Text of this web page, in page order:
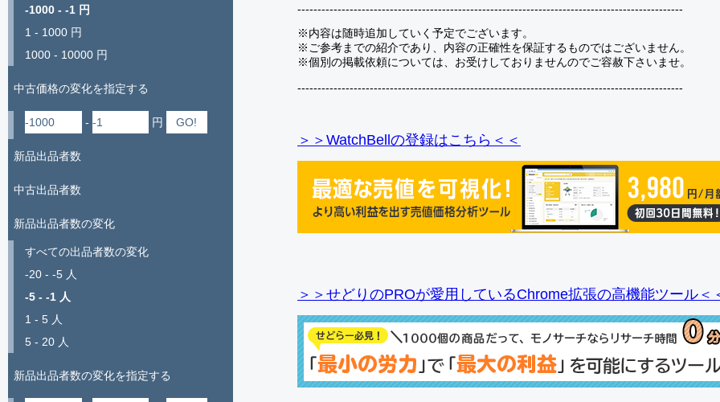
------------------------------------------------------------------------------------------------
※内容は随時追加していく予定でございます。
※ご参考までの紹介であり、内容の正確性を保証するものではございません。
※個別の掲載依頼については、お受けしておりませんのでご容赦下さいませ。
------------------------------------------------------------------------------------------------
＞＞WatchBellの登録はこちら＜＜
＞＞せどりのPROが愛用しているChrome拡張の高機能ツール＜
-1000 - -1 円
1 - 1000 円
1000 - 10000 円
中古価格の変化を指定する
- 円
新品出品者数
中古出品者数
新品出品者数の変化
すべての出品者数の変化
-20 - -5 人
-5 - -1 人
1 - 5 人
5 - 20 人
新品出品者数の変化を指定する